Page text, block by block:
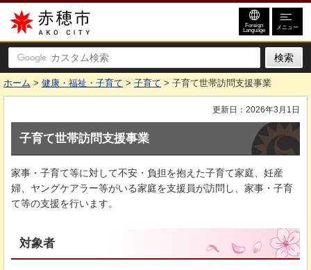
赤穂市
Foreign
Language メニュー
ホーム > 健康・福祉・子育て > 子育て > 子育て世帯訪問支援事業
更新日：2026年3月1日
子育て世帯訪問支援事業
家事・子育て等に対して不安・負担を抱えた子育て家庭、妊産
婦、ヤングケアラー等がいる家庭を支援員が訪問し、家事・子育
て等の支援を行います。
対象者